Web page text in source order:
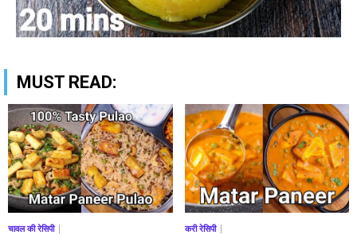
MUST READ:
चावल की रेसिपी करी रेसिपी